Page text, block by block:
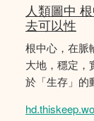
人類圖中
去可以性
根中心，在脈
大地，穩定，
於「生存」的